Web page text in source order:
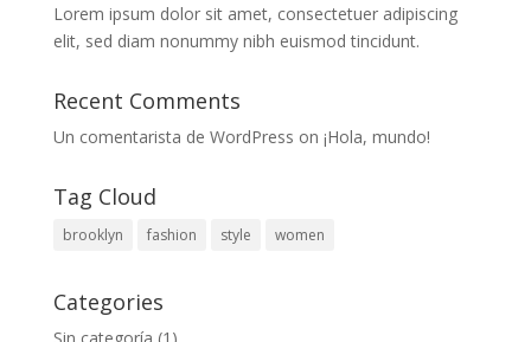
Lorem ipsum dolor sit amet, consectetuer adipiscing
elit, sed diam nonummy nibh euismod tincidunt.
Recent Comments
Un comentarista de WordPress on ¡Hola, mundo!
Tag Cloud
brooklyn fashion style women
Categories